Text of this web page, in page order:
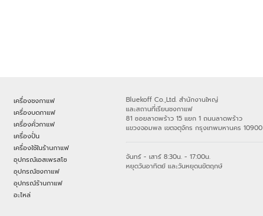
เครื่องชงกาแฟ
เครื่องบดกาแฟ
เครื่องคั่วกาแฟ
เครื่องปั่น
เครื่องใช้ในร้านกาแฟ
อุปกรณ์เอสเพรสโซ
อุปกรณ์ชงกาแฟ
อุปกรณ์ร้านกาแฟ
อะไหล่
Bluekoff Co.,Ltd. สำนักงานใหญ่
และสถานที่เรียนชงกาแฟ
81 ซอยลาดพร้าว 15 แยก 1 ถนนลาดพร้าว
แขวงจอมพล เขตจตุจักร กรุงเทพมหานคร 10900
จันทร์ - เสาร์ 8:30น. - 17:00น.
หยุดวันอาทิตย์ และวันหยุดนขัตฤกษ์